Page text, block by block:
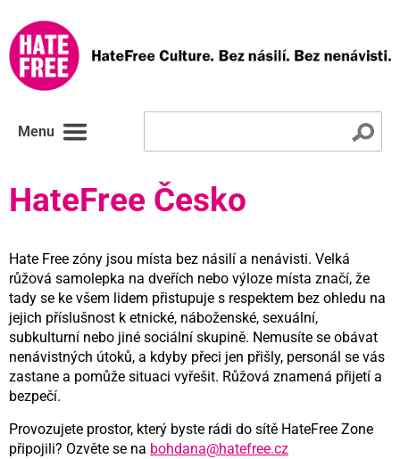
Menu
HateFree Česko
Hate Free zóny jsou místa bez násilí a nenávisti. Velká
růžová samolepka na dveřích nebo výloze místa značí, že
tady se ke všem lidem přistupuje s respektem bez ohledu na
jejich příslušnost k etnické, náboženské, sexuální,
subkulturní nebo jiné sociální skupině. Nemusíte se obávat
nenávistných útoků, a kdyby přeci jen přišly, personál se vás
zastane a pomůže situaci vyřešit. Růžová znamená přijetí a
bezpečí.
Provozujete prostor, který byste rádi do sítě HateFree Zone
připojili? Ozvěte se na bohdana@hatefree.cz